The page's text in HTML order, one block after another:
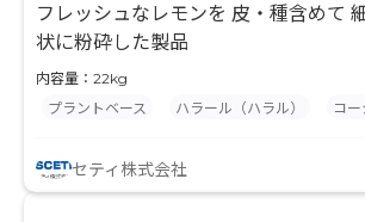
フレッシュなレモンを 皮・種含めて
状に粉砕した製品
内容量：22kg
プラントベース
ハラール（ハラル） コー
セティ株式会社